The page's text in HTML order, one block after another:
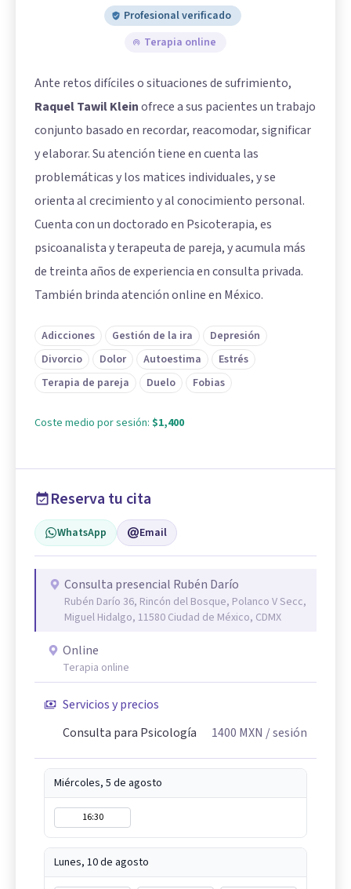
Profesional verificado
Terapia online
Ante retos difíciles o situaciones de sufrimiento,
Raquel Tawil Kleinofrece a sus pacientes un trabajo
conjunto basado en recordar, reacomodar, significar
y elaborar. Su atención tiene en cuenta las
problemáticas y los matices individuales, y se
orienta al crecimiento y al conocimiento personal.
Cuenta con un doctorado en Psicoterapia, es
psicoanalista y terapeuta de pareja, y acumula más
de treinta años de experiencia en consulta privada.
También brinda atención online en México.
Adicciones Gestión de la ira
Depresión
Divorcio
Dolor Autoestima
Estrés
Terapia de pareja
Duelo Fobias
Coste medio por sesión: $1,400
Reserva tu cita
WhatsApp Email
Consulta presencial Rubén Darío
Rubén Darío 36, Rincón del Bosque, Polanco V Secc,
Miguel Hidalgo, 11580 Ciudad de México, CDMX
Online
Terapia online
Servicios y precios
Consulta para Psicología
1400 MXN / sesión
Miércoles, 5 de agosto
16:30
Lunes, 10 de agosto